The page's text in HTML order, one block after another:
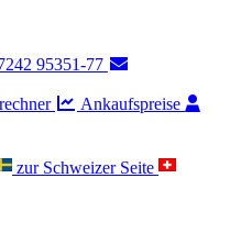
95351-77
Ankaufspreise
zur Schweizer Seite